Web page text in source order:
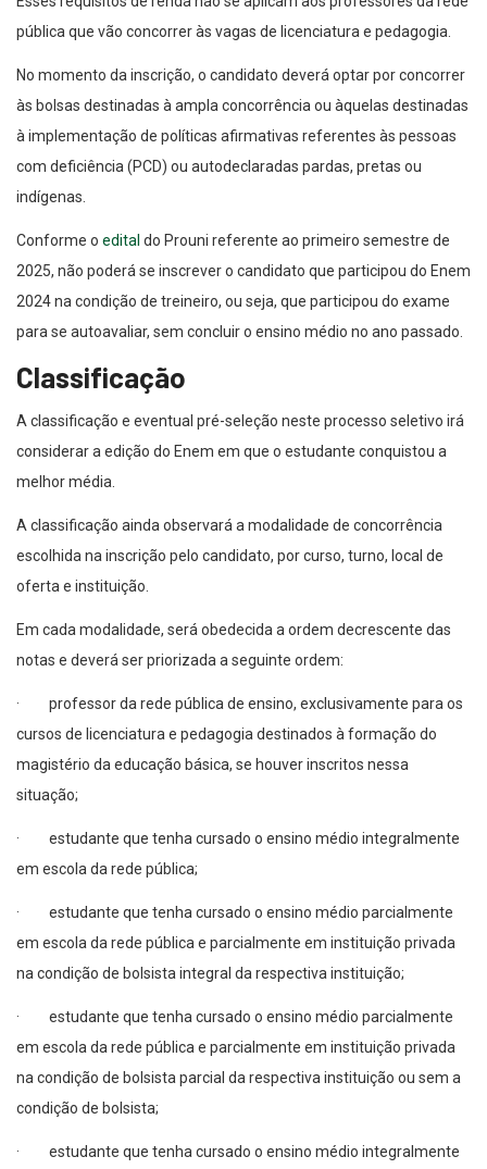
pública que vão concorrer às vagas de licenciatura e pedagogia.
No momento da inscrição, o candidato deverá optar por concorrer
às bolsas destinadas à ampla concorrência ou àquelas destinadas
à implementação de políticas afirmativas referentes às pessoas
com deficiência (PCD) ou autodeclaradas pardas, pretas ou
indígenas.
Conforme o edital do Prouni referente ao primeiro semestre de
2025, não poderá se inscrever o candidato que participou do Enem
2024 na condição de treineiro, ou seja, que participou do exame
para se autoavaliar, sem concluir o ensino médio no ano passado.
Classificação
A classificação e eventual pré-seleção neste processo seletivo irá
considerar a edição do Enem em que o estudante conquistou a
melhor média.
A classificação ainda observará a modalidade de concorrência
escolhida na inscrição pelo candidato, por curso, turno, local de
oferta e instituição.
Em cada modalidade, será obedecida a ordem decrescente das
notas e deverá ser priorizada a seguinte ordem:
· professor da rede pública de ensino, exclusivamente para os
cursos de licenciatura e pedagogia destinados à formação do
magistério da educação básica, se houver inscritos nessa
situação;
· estudante que tenha cursado o ensino médio integralmente
em escola da rede pública;
· estudante que tenha cursado o ensino médio parcialmente
em escola da rede pública e parcialmente em instituição privada
na condição de bolsista integral da respectiva instituição;
· estudante que tenha cursado o ensino médio parcialmente
em escola da rede pública e parcialmente em instituição privada
na condição de bolsista parcial da respectiva instituição ou sem a
condição de bolsista;
· estudante que tenha cursado o ensino médio integralmente